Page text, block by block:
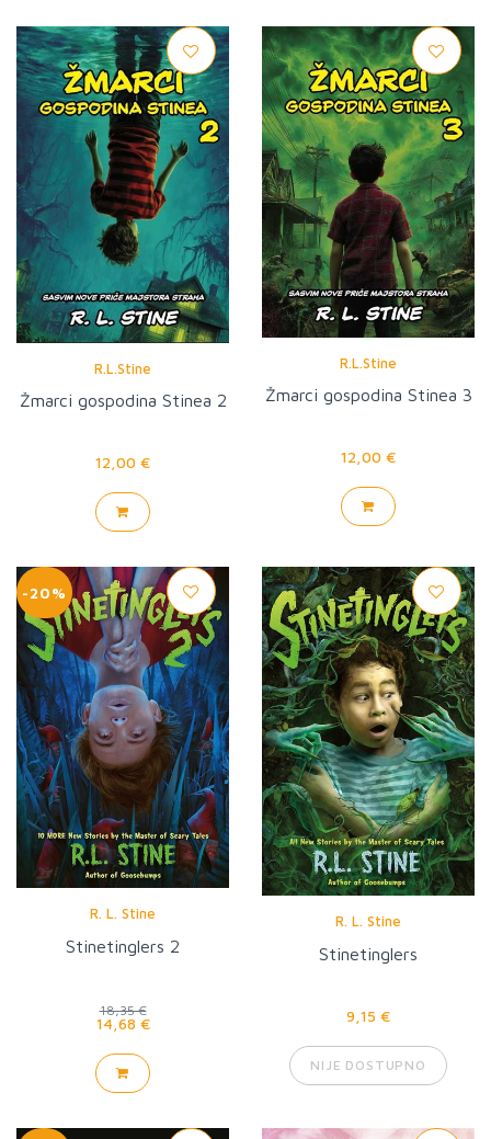
R.L.Stine
Žmarci gospodina Stinea 2
12,00 €
R.L.Stine
Žmarci gospodina Stinea 3
12,00 €
-20%
R. L. Stine
Stinetinglers 2
18,35 €
14,68 €
R. L. Stine
Stinetinglers
9,15 €
NIJE DOSTUPNO